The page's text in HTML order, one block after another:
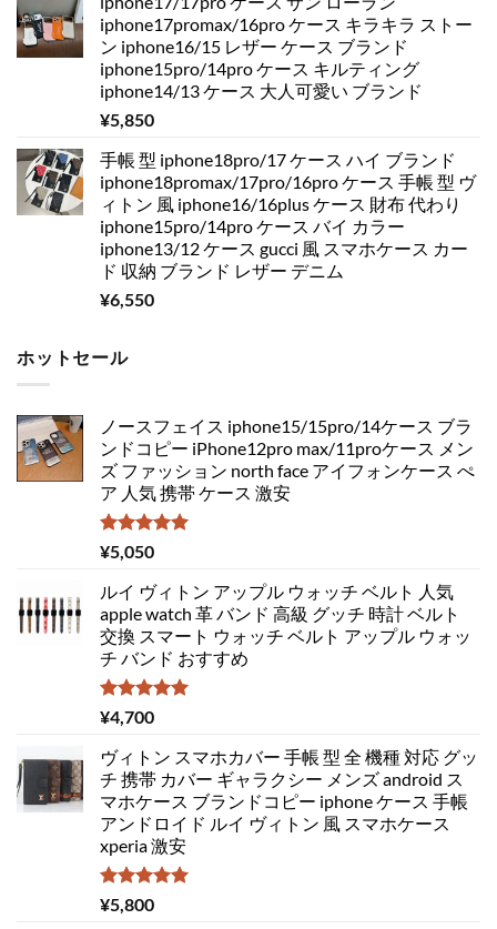
iphone17promax/16pro ケース キラキラ ストー
ン iphone16/15 レザー ケース ブランド
iphone15pro/14pro ケース キルティング
iphone14/13 ケース 大人可愛い ブランド
¥5,850
手帳 型 iphone18pro/17 ケース ハイ ブランド
iphone18promax/17pro/16pro ケース 手帳 型 ヴ
ィトン 風 iphone16/16plus ケース 財布 代わり
iphone15pro/14pro ケース バイ カラー
iphone13/12 ケース gucci 風 スマホケース カー
ド 収納 ブランド レザー デニム
¥6,550
ホットセール
ノースフェイス iphone15/15pro/14ケース ブラ
ンドコピー iPhone12pro max/11proケース メン
ズ ファッション north face アイフォンケース ぺ
ア 人気 携帯 ケース 激安
5段階中
5.00
¥5,050
ルイ ヴィトン アップル ウォッチ ベルト 人気
apple watch 革 バンド 高級 グッチ 時計 ベルト
交換 スマート ウォッチ ベルト アップル ウォッ
チ バンド おすすめ
5段階中
5.00
¥4,700
ヴィトン スマホカバー 手帳 型 全 機種 対応 グッ
チ 携帯 カバー ギャラクシー メンズ android ス
マホケース ブランドコピー iphone ケース 手帳
アンドロイド ルイ ヴィトン 風 スマホケース
xperia 激安
5段階中
5.00
¥5,800